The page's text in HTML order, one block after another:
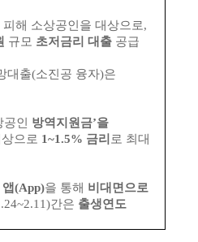
해 소상공인을 대상으로,
규모 초저금리 대출 공급
대출(소진공 융자)은
공인 방역지원금’을
으로 1~1.5% 금리 로 최대
(App)을 통해 비대면으로
간은 출생연도